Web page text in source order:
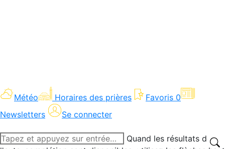
Météo Horaires des prières Favoris 0
Newsletters
Se connecter
Recherche
Quand les résultats de